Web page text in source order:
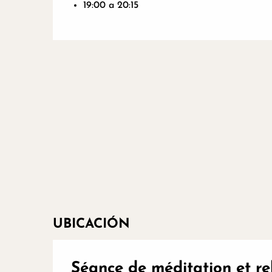
19:00 a 20:15
UBICACIÓN